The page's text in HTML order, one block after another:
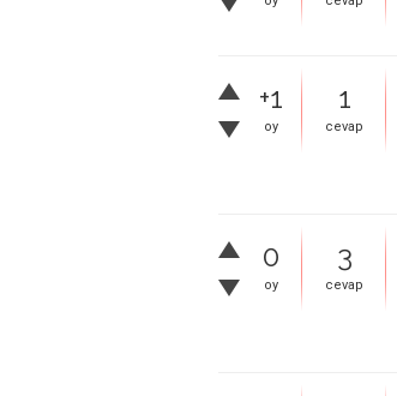
+1
oy
1
cevap
0
oy
3
cevap